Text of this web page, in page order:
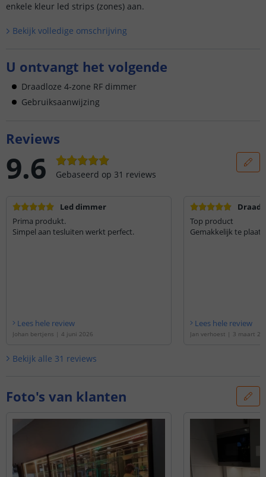
enkele kleur led strips (zones) aan.
Bekijk volledige omschrijving
U ontvangt het volgende
Draadloze 4-zone RF dimmer
Gebruiksaanwijzing
Reviews
9.6 Gebaseerd op 31 reviews
Led dimmer
Prima produkt.
Simpel aan tesluiten werkt perfect.
Lees hele review
Johan bertjens | 4 juni 2026
Top product
Gemakkelijk te
Lees hele review
Jan verhoest | 3 maart
Bekijk alle 31 reviews
Foto's van klanten